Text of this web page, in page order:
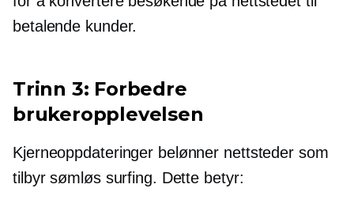
betalende kunder.
Trinn 3: Forbedre
brukeropplevelsen
Kjerneoppdateringer belønner nettsteder som
tilbyr sømløs surfing. Dette betyr: